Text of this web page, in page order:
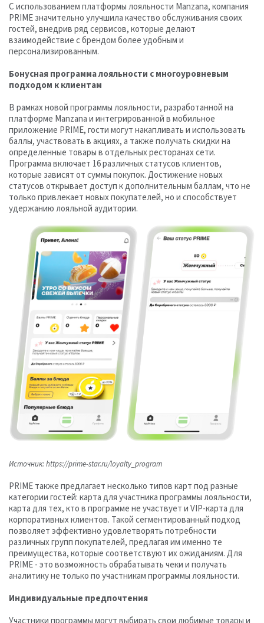
С использованием платформы лояльности Manzana, компания
PRIME значительно улучшила качество обслуживания своих
гостей, внедрив ряд сервисов, которые делают
взаимодействие с брендом более удобным и
персонализированным.
Бонусная программа лояльности с многоуровневым
подходом к клиентам
В рамках новой программы лояльности, разработанной на
платформе Manzana и интегрированной в мобильное
приложение PRIME, гости могут накапливать и использовать
баллы, участвовать в акциях, а также получать скидки на
определенные товары в отдельных ресторанах сети.
Программа включает 16 различных статусов клиентов,
которые зависят от суммы покупок. Достижение новых
статусов открывает доступ к дополнительным баллам, что не
только привлекает новых покупателей, но и способствует
удержанию лояльной аудитории.
Источник: https://prime-star.ru/loyalty_program
PRIME также предлагает несколько типов карт под разные
категории гостей: карта для участника программы лояльности,
карта для тех, кто в программе не участвует и VIP-карта для
корпоративных клиентов. Такой сегментированный подход
позволяет эффективно удовлетворять потребности
различных групп покупателей, предлагая им именно те
преимущества, которые соответствуют их ожиданиям. Для
PRIME - это возможность обрабатывать чеки и получать
аналитику не только по участникам программы лояльности.
Индивидуальные предпочтения